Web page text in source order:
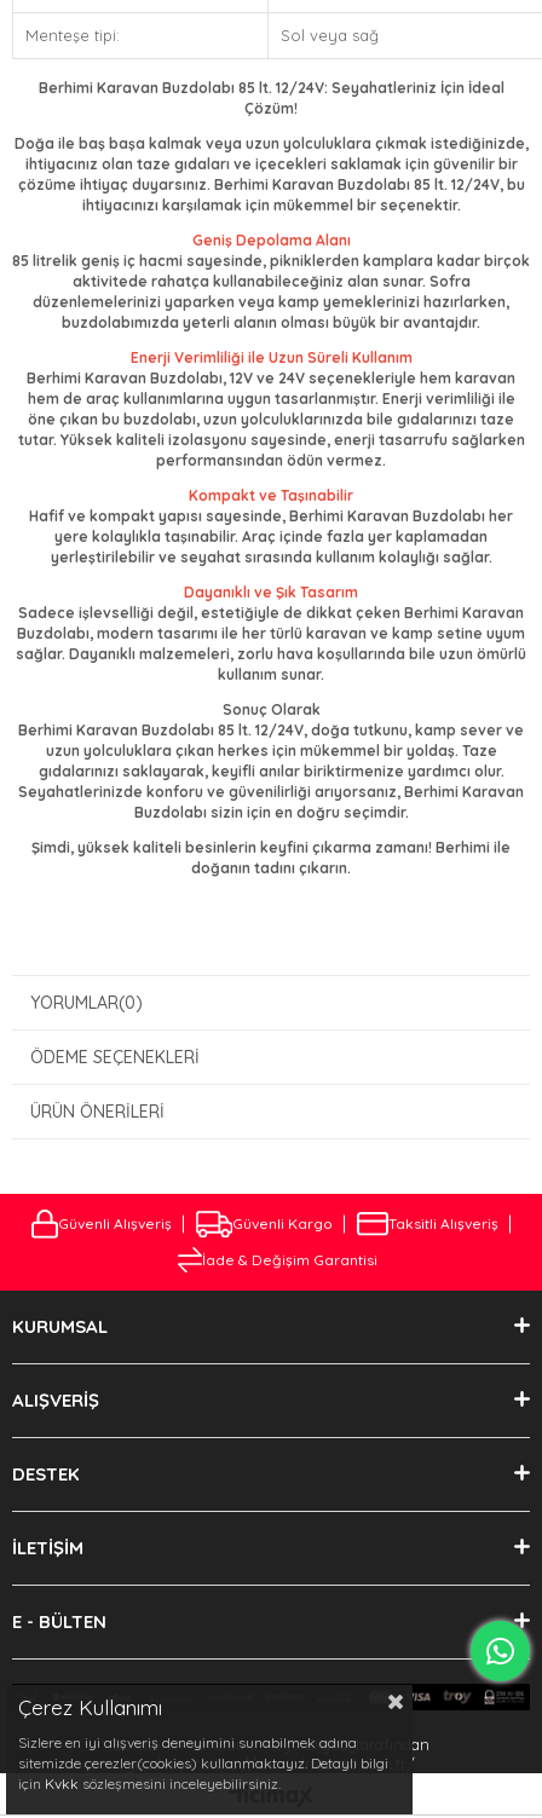
Menteşe tipi: Sol veya sağ
Berhimi Karavan Buzdolabı 85 lt. 12/24V: Seyahatleriniz İçin İdeal
Çözüm!
Doğa ile baş başa kalmak veya uzun yolculuklara çıkmak istediğinizde,
ihtiyacınız olan taze gıdaları ve içecekleri saklamak için güvenilir bir
çözüme ihtiyaç duyarsınız. Berhimi Karavan Buzdolabı 85 lt. 12/24V, bu
ihtiyacınızı karşılamak için mükemmel bir seçenektir.
Geniş Depolama Alanı
85 litrelik geniş iç hacmi sayesinde, pikniklerden kamplara kadar birçok
aktivitede rahatça kullanabileceğiniz alan sunar. Sofra
düzenlemelerinizi yaparken veya kamp yemeklerinizi hazırlarken,
buzdolabımızda yeterli alanın olması büyük bir avantajdır.
Enerji Verimliliği ile Uzun Süreli Kullanım
Berhimi Karavan Buzdolabı, 12V ve 24V seçenekleriyle hem karavan
hem de araç kullanımlarına uygun tasarlanmıştır. Enerji verimliliği ile
öne çıkan bu buzdolabı, uzun yolculuklarınızda bile gıdalarınızı taze
tutar. Yüksek kaliteli izolasyonu sayesinde, enerji tasarrufu sağlarken
performansından ödün vermez.
Kompakt ve Taşınabilir
Hafif ve kompakt yapısı sayesinde, Berhimi Karavan Buzdolabı her
yere kolaylıkla taşınabilir. Araç içinde fazla yer kaplamadan
yerleştirilebilir ve seyahat sırasında kullanım kolaylığı sağlar.
Dayanıklı ve Şık Tasarım
Sadece işlevselliği değil, estetiğiyle de dikkat çeken Berhimi Karavan
Buzdolabı, modern tasarımı ile her türlü karavan ve kamp setine uyum
sağlar. Dayanıklı malzemeleri, zorlu hava koşullarında bile uzun ömürlü
kullanım sunar.
Sonuç Olarak
Berhimi Karavan Buzdolabı 85 lt. 12/24V, doğa tutkunu, kamp sever ve
uzun yolculuklara çıkan herkes için mükemmel bir yoldaş. Taze
gıdalarınızı saklayarak, keyifli anılar biriktirmenize yardımcı olur.
Seyahatlerinizde konforu ve güvenilirliği arıyorsanız, Berhimi Karavan
Buzdolabı sizin için en doğru seçimdir.
Şimdi, yüksek kaliteli besinlerin keyfini çıkarma zamanı! Berhimi ile
doğanın tadını çıkarın.
YORUMLAR(0)
ÖDEME SEÇENEKLERI
ÜRÜN ÖNERILERI
Güvenli Alışveriş Güvenli Kargo
Taksitli Alışveriş
İade & Değişim Garantisi
KURUMSAL
ALIŞVERİŞ
DESTEK
İLETİŞİM
E - BÜLTEN
Bu sitenin kurulumuKeyo Digital
tarafından
yapılmıştır.https://www.dmsauto.com.tr/
Çerez Kullanımı
Sizlere en iyi alışveriş deneyimini sunabilmek adına
sitemizde çerezler(cookies) kullanmaktayız. Detaylı bilgi
için Kvkk sözleşmesini inceleyebilirsiniz.